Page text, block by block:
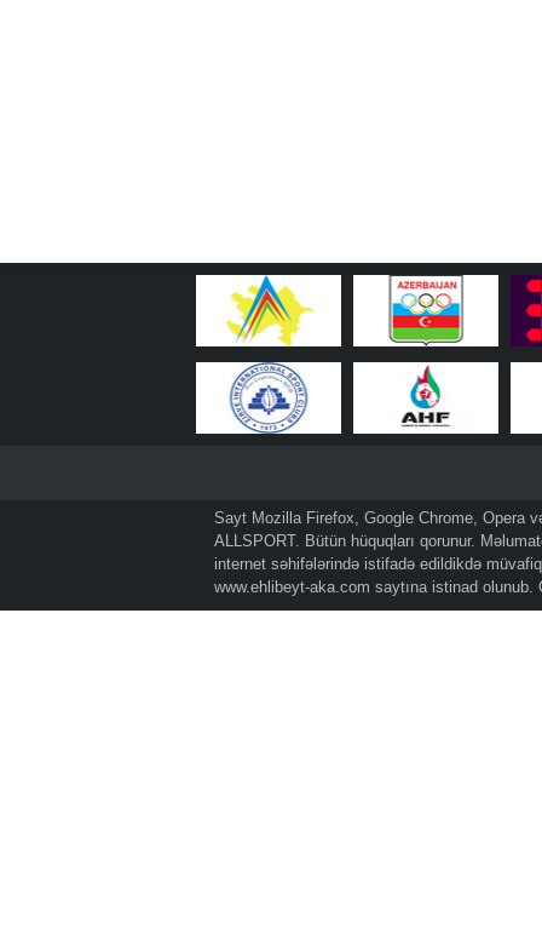
Sayt Mozilla Firefox, Google Chrome, Opera
ALLSPORT. Bütün hüquqları qorunur.
internet səhifələrində istifadə edildikdə
www.ehlibeyt-aka.com saytına istinad olunub.